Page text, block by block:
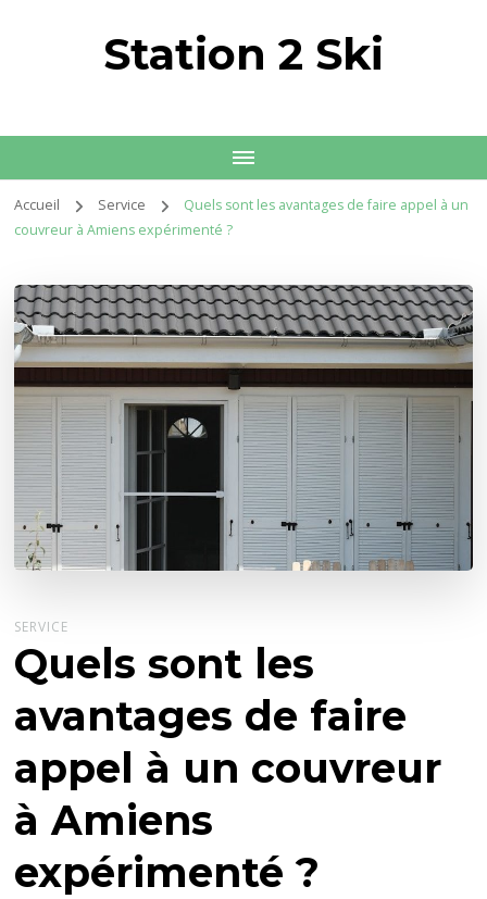
Station 2 Ski
Accueil Service
Quels sont les avantages de faire appel à un
couvreur à Amiens expérimenté ?
SERVICE
Quels sont les
avantages de faire
appel à un couvreur
à Amiens
expérimenté ?